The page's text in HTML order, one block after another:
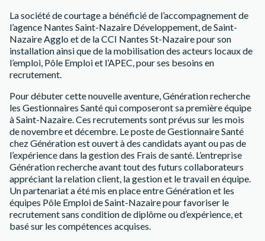
La société de courtage a bénéficié de l’accompagnement de
l’agence Nantes Saint-Nazaire Développement, de Saint-
Nazaire Agglo et de la CCI Nantes St-Nazaire pour son
installation ainsi que de la mobilisation des acteurs locaux de
l’emploi, Pôle Emploi et l’APEC, pour ses besoins en
recrutement.
Pour débuter cette nouvelle aventure, Génération recherche
les Gestionnaires Santé qui composeront sa première équipe
à Saint-Nazaire. Ces recrutements sont prévus sur les mois
de novembre et décembre. Le poste de Gestionnaire Santé
chez Génération est ouvert à des candidats ayant ou pas de
l’expérience dans la gestion des Frais de santé. L’entreprise
Génération recherche avant tout des futurs collaborateurs
appréciant la relation client, la gestion et le travail en équipe.
Un partenariat a été mis en place entre Génération et les
équipes Pôle Emploi de Saint-Nazaire pour favoriser le
recrutement sans condition de diplôme ou d’expérience, et
basé sur les compétences acquises.